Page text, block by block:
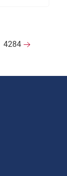
4284